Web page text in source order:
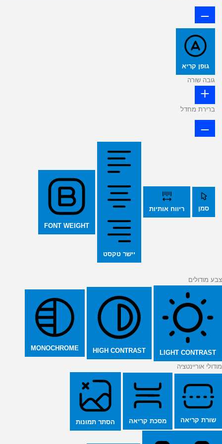
גופן קריא
גובה שורה
ברירת מחדל
סמן ריווח אותיות
יישר טקסט
FONT WEIGHT
צבע מודולים
LIGHT CONTRAST
HIGH CONTRAST
MONOCHROME
מודולי אוריינטציה
שורת קריאה מסכת קריאה הסתר תמונות